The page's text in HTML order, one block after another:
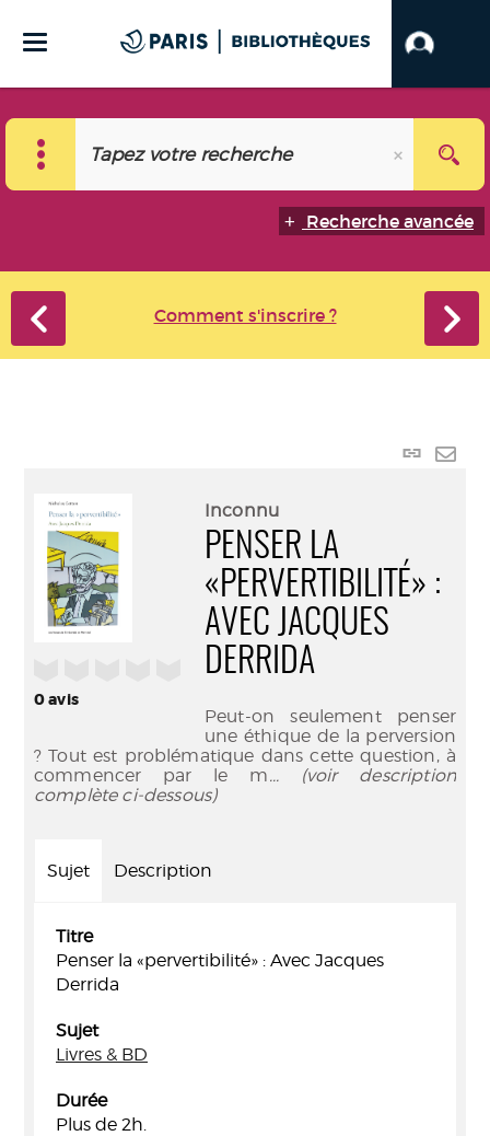
Recherche avancée
Comment s'inscrire ?
Lien
0avis
Inconnu
PENSER LA
«PERVERTIBILITÉ» :
AVEC JACQUES
DERRIDA
Peut-on seulement penser
une éthique de la perversion
? Tout est problématique dans cette question, à
commencer par le m... (voir description
complète ci-dessous)
Sujet Description
Titre
Penser la «pervertibilité» : Avec Jacques
Derrida
Sujet
Livres & BD
Durée
Plus de 2h.